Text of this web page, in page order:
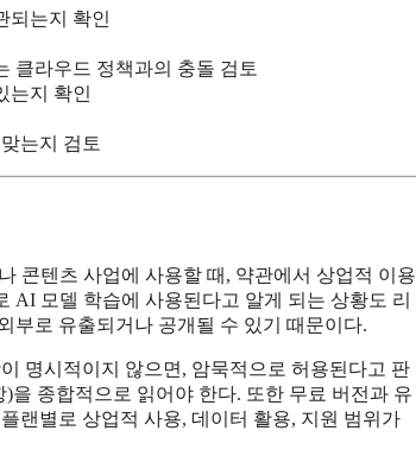
되는지 확인
클라우드 정책과의 충돌 검토
는지 확인
는지 검토
콘텐츠 사업에 사용할 때, 약관에서 상업적 이용
AI 모델 학습에 사용된다고 알게 되는 상황도 리
부로 유출되거나 공개될 수 있기 때문이다.
명시적이지 않으면, 암묵적으로 허용된다고 판
을 종합적으로 읽어야 한다. 또한 무료 버전과 유
랜별로 상업적 사용, 데이터 활용, 지원 범위가